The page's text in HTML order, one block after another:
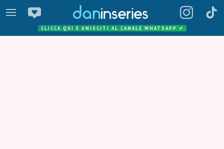
CLICCA QUI E UNISCITI AL CANALE WHATSAPP ✔